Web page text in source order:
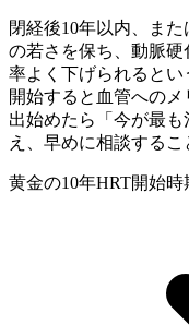
閉経後10年以内、ま
の若さを保ち、動脈
率よく下げられると
開始すると血管への
出始めたら「今が最
え、早めに相談するこ
黄金の10年HRT開始時